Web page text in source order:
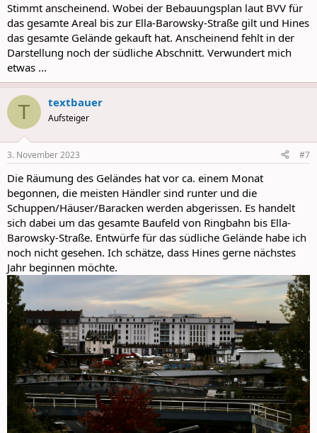
Stimmt anscheinend. Wobei der Bebauungsplan laut BVV für
das gesamte Areal bis zur Ella-Barowsky-Straße gilt und Hines
das gesamte Gelände gekauft hat. Anscheinend fehlt in der
Darstellung noch der südliche Abschnitt. Verwundert mich
etwas ...
T textbauer
Aufsteiger
3. November 2023 #7
Die Räumung des Geländes hat vor ca. einem Monat
begonnen, die meisten Händler sind runter und die
Schuppen/Häuser/Baracken werden abgerissen. Es handelt
sich dabei um das gesamte Baufeld von Ringbahn bis Ella-
Barowsky-Straße. Entwürfe für das südliche Gelände habe ich
noch nicht gesehen. Ich schätze, dass Hines gerne nächstes
Jahr beginnen möchte.